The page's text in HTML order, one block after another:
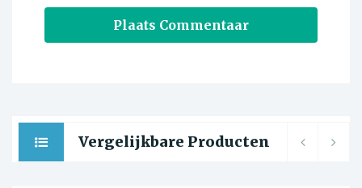
Vergelijkbare Producten